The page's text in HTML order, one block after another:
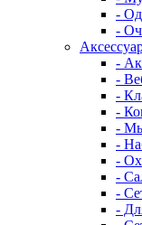
-
-
-
-
-
-
-
-
-
-
-
-